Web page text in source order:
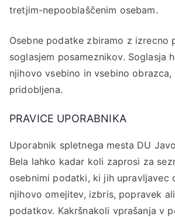
tretjim-nepooblaščenim osebam.
Osebne podatke zbiramo z izrecno
soglasjem posameznikov. Soglasja
njihovo vsebino in vsebino
pridobljena.
PRAVICE UPORABNIKA
Uporabnik spletnega mesta DU
Bela lahko kadar koli zaprosi za
osebnimi podatki, ki jih upravljavec
njihovo omejitev, izbris, popravek
podatkov. Kakršnakoli vprašanja v